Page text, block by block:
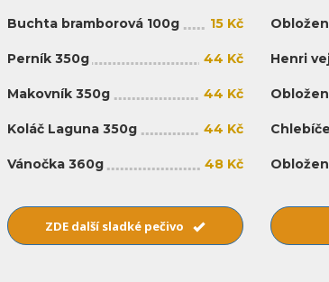
Buchta bramborová 100g 15 Kč
Perník 350g 44 Kč
Makovník 350g 44 Kč
Koláč Laguna 350g 44 Kč
Vánočka 360g 48 Kč
ZDE další sladké pečivo
Henri